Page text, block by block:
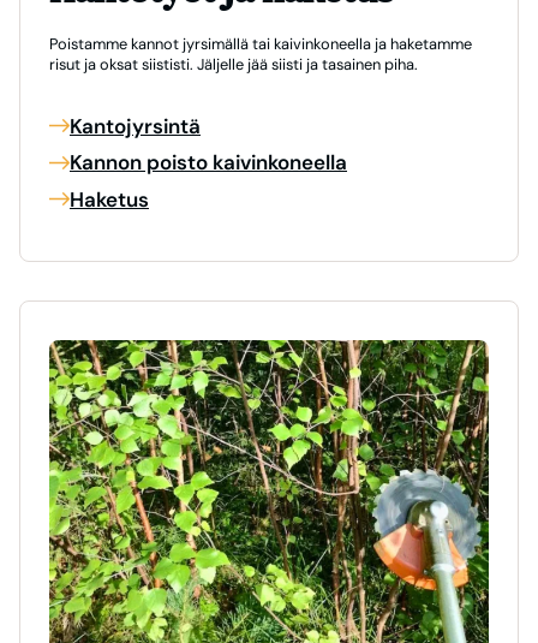
Poistamme kannot jyrsimällä tai kaivinkoneella ja haketamme
risut ja oksat siististi. Jäljelle jää siisti ja tasainen piha.
Kantojyrsintä
Kannon poisto kaivinkoneella
Haketus